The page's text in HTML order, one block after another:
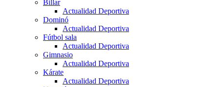
Billar
Actualidad Deportiva
Dominó
Actualidad Deportiva
Fútbol sala
Actualidad Deportiva
Gimnasio
Actualidad Deportiva
Kárate
Actualidad Deportiva